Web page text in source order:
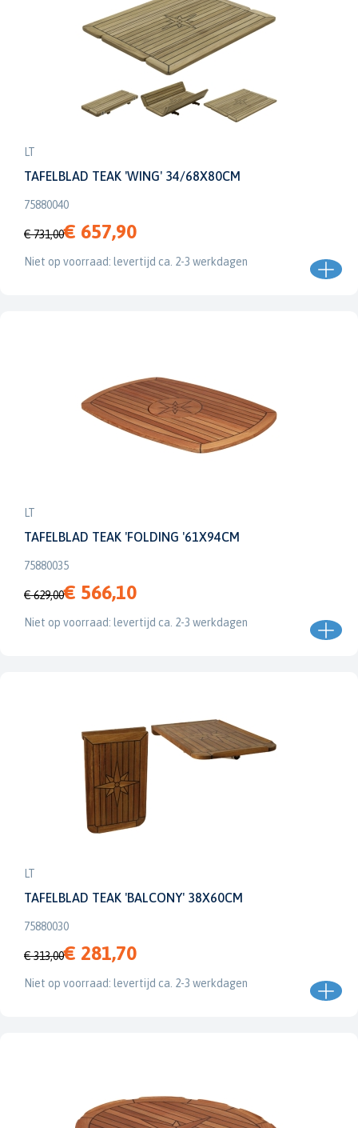
LT
TAFELBLAD TEAK 'WING' 34/68X80CM
75880040
€ 731,00€ 657,90
Niet op voorraad: levertijd ca. 2-3 werkdagen
LT
TAFELBLAD TEAK 'FOLDING '61X94CM
75880035
€ 629,00€ 566,10
Niet op voorraad: levertijd ca. 2-3 werkdagen
LT
TAFELBLAD TEAK 'BALCONY' 38X60CM
75880030
€ 313,00€ 281,70
Niet op voorraad: levertijd ca. 2-3 werkdagen